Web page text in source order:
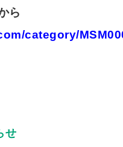
ら
category/
せ